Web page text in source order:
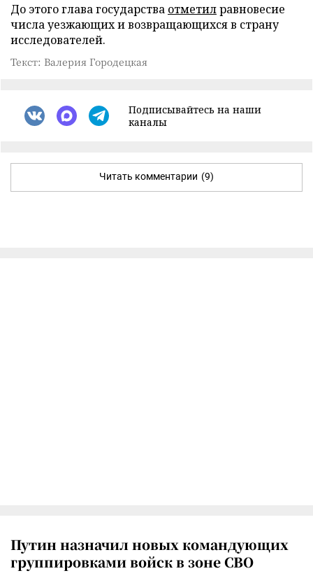
До этого глава государства отметилравновесие
числа уезжающих и возвращающихся в страну
исследователей.
Текст: Валерия Городецкая
Подписывайтесь на наши
каналы
Читать комментарии (9)
Путин назначил новых командующих
группировками войск в зоне СВО